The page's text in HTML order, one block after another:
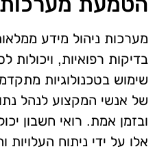
מערכות ניהול מידע
בדיקות רפואיות, ויכולות
שימוש בטכנולוגיות
של אנשי המקצוע לנהל
ובזמן אמת. רואי חשבון
אלו על ידי ניתוח